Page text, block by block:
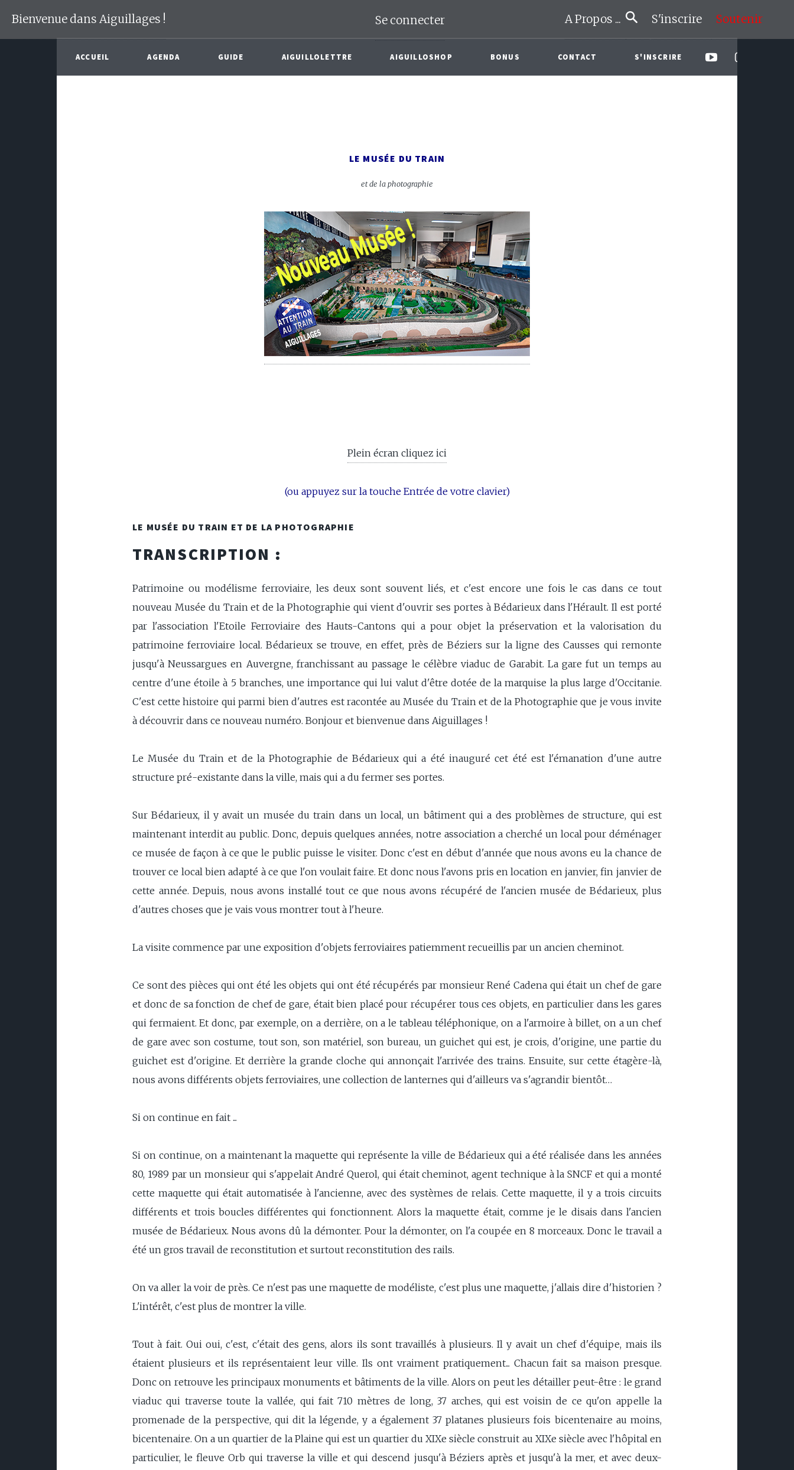
Bienvenue dans Aiguillages ! Se connecter A Propos ... S'inscrire Soutenir
ACCUEIL AGENDA GUIDE AIGUILLOLETTRE AIGUILLOSHOP BONUS CONTACT S'INSCRIRE
LE MUSÉE DU TRAIN
et de la photographie
Plein écran cliquez ici
(ou appuyez sur la touche Entrée de votre clavier)
LE MUSÉE DU TRAIN ET DE LA PHOTOGRAPHIE
TRANSCRIPTION :
Patrimoine ou modélisme ferroviaire, les deux sont souvent liés, et c'est encore une fois le cas dans ce tout
nouveau Musée du Train et de la Photographie qui vient d'ouvrir ses portes à Bédarieux dans l'Hérault. Il est porté
par l'association l'Etoile Ferroviaire des Hauts-Cantons qui a pour objet la préservation et la valorisation du
patrimoine ferroviaire local. Bédarieux se trouve, en effet, près de Béziers sur la ligne des Causses qui remonte
jusqu'à Neussargues en Auvergne, franchissant au passage le célèbre viaduc de Garabit. La gare fut un temps au
centre d'une étoile à 5 branches, une importance qui lui valut d'être dotée de la marquise la plus large d'Occitanie.
C'est cette histoire qui parmi bien d'autres est racontée au Musée du Train et de la Photographie que je vous invite
à découvrir dans ce nouveau numéro. Bonjour et bienvenue dans Aiguillages !
Le Musée du Train et de la Photographie de Bédarieux qui a été inauguré cet été est l'émanation d'une autre
structure pré-existante dans la ville, mais qui a du fermer ses portes.
Sur Bédarieux, il y avait un musée du train dans un local, un bâtiment qui a des problèmes de structure, qui est
maintenant interdit au public. Donc, depuis quelques années, notre association a cherché un local pour déménager
ce musée de façon à ce que le public puisse le visiter. Donc c'est en début d'année que nous avons eu la chance de
trouver ce local bien adapté à ce que l'on voulait faire. Et donc nous l'avons pris en location en janvier, fin janvier de
cette année. Depuis, nous avons installé tout ce que nous avons récupéré de l'ancien musée de Bédarieux, plus
d'autres choses que je vais vous montrer tout à l'heure.
La visite commence par une exposition d'objets ferroviaires patiemment recueillis par un ancien cheminot.
Ce sont des pièces qui ont été les objets qui ont été récupérés par monsieur René Cadena qui était un chef de gare
et donc de sa fonction de chef de gare, était bien placé pour récupérer tous ces objets, en particulier dans les gares
qui fermaient. Et donc, par exemple, on a derrière, on a le tableau téléphonique, on a l'armoire à billet, on a un chef
de gare avec son costume, tout son, son matériel, son bureau, un guichet qui est, je crois, d'origine, une partie du
guichet est d'origine. Et derrière la grande cloche qui annonçait l'arrivée des trains. Ensuite, sur cette étagère-là,
nous avons différents objets ferroviaires, une collection de lanternes qui d'ailleurs va s'agrandir bientôt…
Si on continue en fait ...
Si on continue, on a maintenant la maquette qui représente la ville de Bédarieux qui a été réalisée dans les années
80, 1989 par un monsieur qui s'appelait André Querol, qui était cheminot, agent technique à la SNCF et qui a monté
cette maquette qui était automatisée à l'ancienne, avec des systèmes de relais. Cette maquette, il y a trois circuits
différents et trois boucles différentes qui fonctionnent. Alors la maquette était, comme je le disais dans l'ancien
musée de Bédarieux. Nous avons dû la démonter. Pour la démonter, on l'a coupée en 8 morceaux. Donc le travail a
été un gros travail de reconstitution et surtout reconstitution des rails.
On va aller la voir de près. Ce n'est pas une maquette de modéliste, c'est plus une maquette, j'allais dire d'historien ?
L'intérêt, c'est plus de montrer la ville.
Tout à fait. Oui oui, c'est, c'était des gens, alors ils sont travaillés à plusieurs. Il y avait un chef d'équipe, mais ils
étaient plusieurs et ils représentaient leur ville. Ils ont vraiment pratiquement... Chacun fait sa maison presque.
Donc on retrouve les principaux monuments et bâtiments de la ville. Alors on peut les détailler peut-être : le grand
viaduc qui traverse toute la vallée, qui fait 710 mètres de long, 37 arches, qui est voisin de ce qu'on appelle la
promenade de la perspective, qui dit la légende, y a également 37 platanes plusieurs fois bicentenaire au moins,
bicentenaire. On a un quartier de la Plaine qui est un quartier du XIXe siècle construit au XIXe siècle avec l'hôpital en
particulier, le fleuve Orb qui traverse la ville et qui descend jusqu'à Béziers après et jusqu'à la mer, et avec deux-